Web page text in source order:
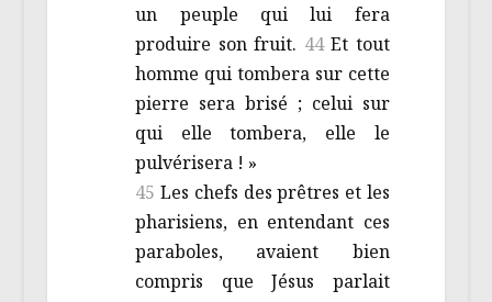
un peuple qui lui fera
produire son fruit. 44Et tout
homme qui tombera sur cette
pierre sera brisé ; celui sur
qui elle tombera, elle le
pulvérisera ! »
45Les chefs des prêtres et les
pharisiens, en entendant ces
paraboles, avaient bien
compris que Jésus parlait